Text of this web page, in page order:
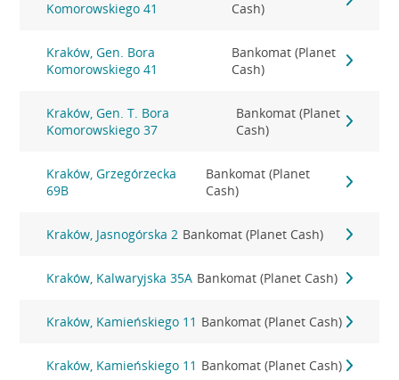
Komorowskiego 41
Cash)
Kraków, Gen. Bora
Komorowskiego 41
Bankomat (Planet
Cash)
Kraków, Gen. T. Bora
Komorowskiego 37
Bankomat (Planet
Cash)
Kraków, Grzegórzecka
69B
Bankomat (Planet
Cash)
Kraków, Jasnogórska 2 Bankomat (Planet Cash)
Kraków, Kalwaryjska 35A Bankomat (Planet Cash)
Kraków, Kamieńskiego 11 Bankomat (Planet Cash)
Kraków, Kamieńskiego 11 Bankomat (Planet Cash)